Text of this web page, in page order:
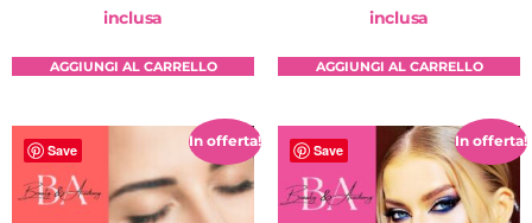
inclusa
AGGIUNGI AL CARRELLO
inclusa
AGGIUNGI AL CARRELLO
Save
In offerta!
Save
In offerta!